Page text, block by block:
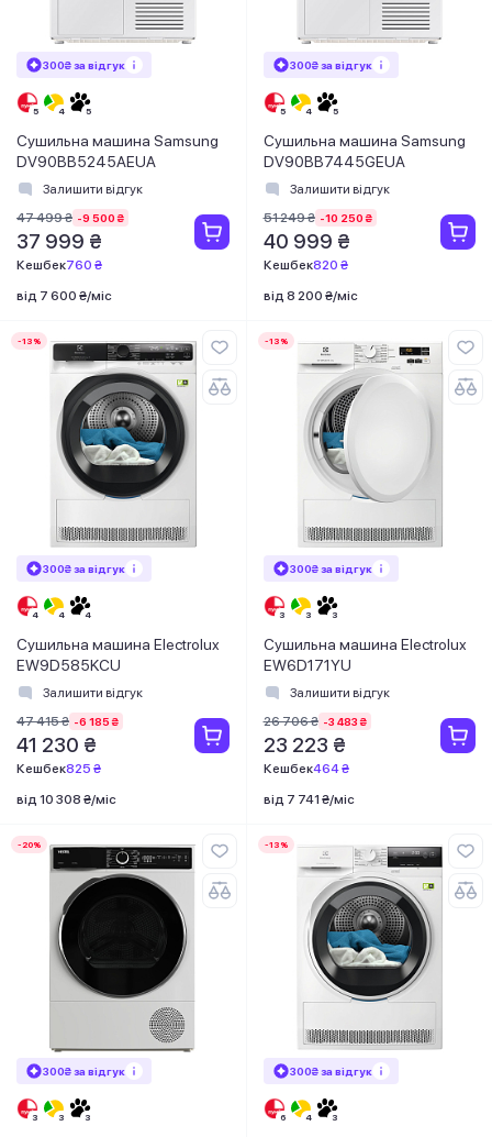
300₴ за відгук
Сушильна машина Samsung
DV90BB5245AEUA
Залишити відгук
47 499 ₴ -9 500 ₴
37 999 ₴
Кешбек760 ₴
від 7 600 ₴/міс
300₴ за відгук
Сушильна машина Samsung
DV90BB7445GEUA
Залишити відгук
51 249 ₴ -10 250 ₴
40 999 ₴
Кешбек820 ₴
від 8 200 ₴/міс
-13%
300₴ за відгук
Сушильна машина Electrolux
EW9D585KCU
Залишити відгук
47 415 ₴ -6 185 ₴
41 230 ₴
Кешбек825 ₴
від 10 308 ₴/міс
-13%
300₴ за відгук
Сушильна машина Electrolux
EW6D171YU
Залишити відгук
26 706 ₴ -3 483 ₴
23 223 ₴
Кешбек464 ₴
від 7 741 ₴/міс
-20%
300₴ за відгук
-13%
300₴ за відгук